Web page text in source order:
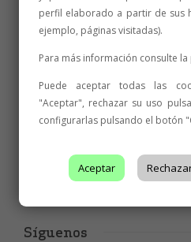
Síguenos
perfil elaborado a partir de sus
ejemplo, páginas visitadas).
Para más información consulte la
Puede aceptar todas las
"Aceptar", rechazar su uso
configurarlas pulsando el botón
Aceptar